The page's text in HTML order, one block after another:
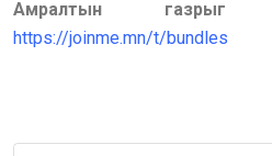
Амралтын газрыг
https://joinme.mn/t/bundles